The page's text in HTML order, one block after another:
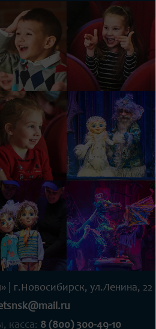
| г.Новосибирск, ул.Ленина, 22
касса: 8 (800) 300-49-10